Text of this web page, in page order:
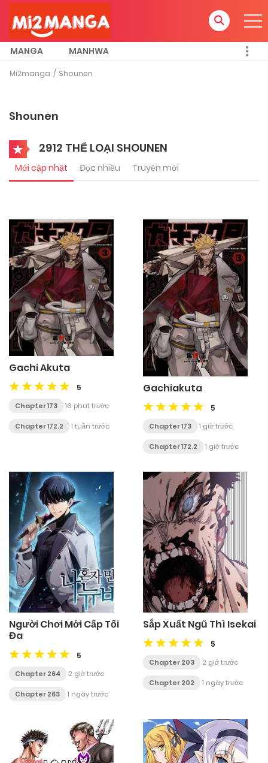
MANGA MANHWA
Mi2manga Shounen
Shounen
2912 THỂ LOẠI SHOUNEN
Mới cập nhật Đọc nhiều Truyện mới
Gachi Akuta
5
Chapter 173 16 phút trước
Chapter 172.2 1 tuần trước
Gachiakuta
5
Chapter 173 1 giờ trước
Chapter 172.2 1 giờ trước
Người Chơi Mới Cấp Tối
Đa
5
Chapter 264 2 giờ trước
Chapter 263 1 ngày trước
Sắp Xuất Ngũ Thì Isekai
5
Chapter 203 2 giờ trước
Chapter 202 1 ngày trước